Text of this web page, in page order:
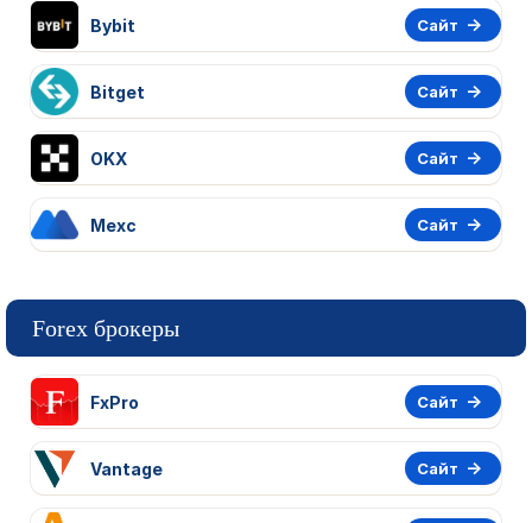
Bybit Сайт
Bitget Сайт
OKX Сайт
Mexc Сайт
Forex брокеры
FxPro Сайт
Vantage Сайт